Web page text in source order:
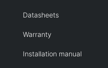
Datasheets
Warranty
Installation manual